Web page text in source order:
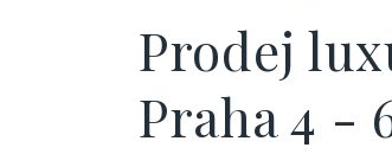
Prodej
Praha 4 -